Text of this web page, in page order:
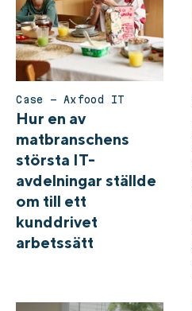
Case – Axfood IT
Hur en av
matbranschens
största IT-
avdelningar ställde
om till ett
kunddrivet
arbetssätt